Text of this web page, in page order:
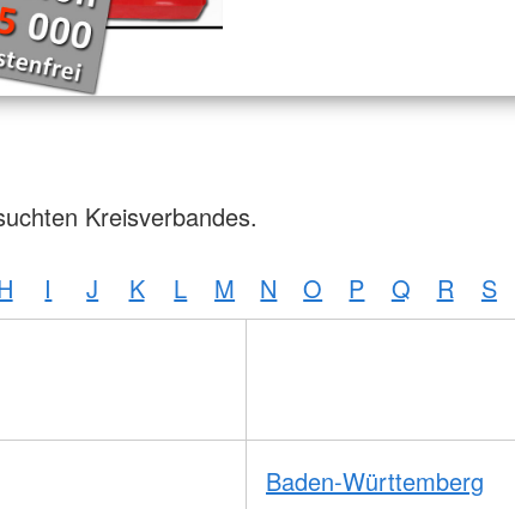
Kreisverbandes.
I J K L M N O P Q R S
Baden-Württemberg